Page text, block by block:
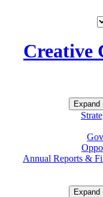
Creative
Expand
Annual Reports &
Expand